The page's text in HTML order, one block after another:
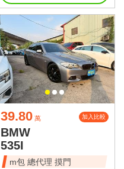
39.80 萬 加入比較
BMW
535I
m包 總代理 摸門